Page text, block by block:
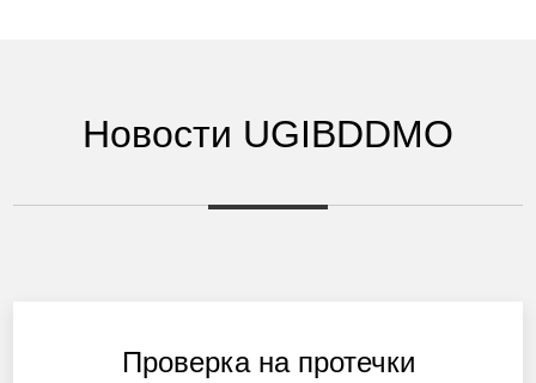
Новости UGIBDDMO
Проверка на протечки